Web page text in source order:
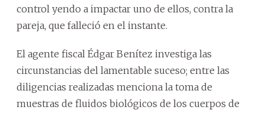
control yendo a impactar uno de ellos, contra la
pareja, que falleció en el instante.
El agente fiscal Édgar Benítez investiga las
circunstancias del lamentable suceso; entre las
diligencias realizadas menciona la toma de
muestras de fluidos biológicos de los cuerpos de